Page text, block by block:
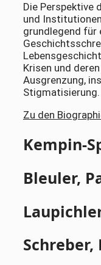
Die Perspektive
und
grundlegend für
Krisen und
Ausgrenzung,
Stigmatisierung.
Zu den
Kempin­­­-
Bleuler,
Schreber,